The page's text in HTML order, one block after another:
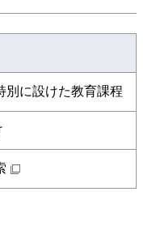
別に設けた教育課程